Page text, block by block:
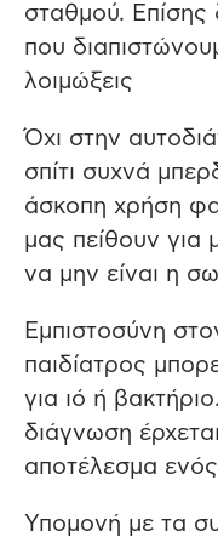
σταθμού. Επίσης
που
λοιμώξεις
Όχι στην
σπίτι συχνά
άσκοπη χρήση
μας πείθουν για
να μην είναι η
Εμπιστοσύνη
παιδίατρος
για ιό ή
διάγνωση
αποτέλεσμα
Υπομονή με τα